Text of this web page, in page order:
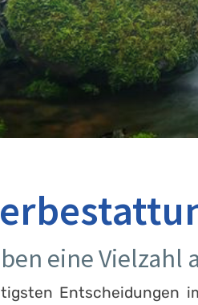
eine
Entscheidungen